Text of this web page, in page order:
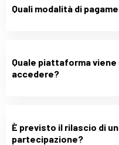
Quali modalità di
Quale piattaforma
accedere?
È previsto il rilascio di
partecipazione?